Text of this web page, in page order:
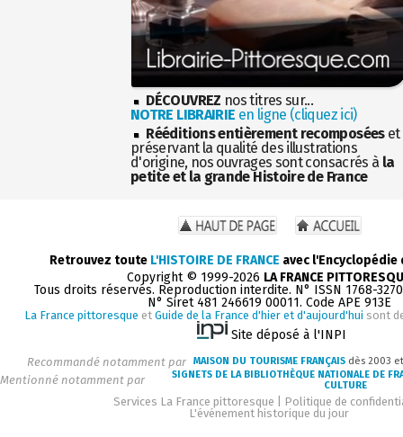
DÉCOUVREZ nos titres sur...
NOTRE LIBRAIRIE en ligne (cliquez ici)
Rééditions entièrement recomposéeset
préservant la qualité des illustrations
d'origine, nos ouvrages sont consacrés à la
petite et la grande Histoire de France
Retrouvez toute L'HISTOIRE DE FRANCE avec
Copyright © 1999-2026 LA FRANCE
Tous droits réservés. Reproduction interdite. N° ISSN 1768-
N° Siret 481 246619 00011. Code APE 913E
La France pittoresque et Guide de la France d'hier et d'aujourd'hui sont
Site déposé à l'INPI
Recommandé notamment par MAISON DU TOURISME FRANÇAIS dès 2003
Mentionné notamment par
SIGNETS DE LA BIBLIOTHÈQUE NATIONALE DE
CULTURE
Services La France pittoresque
Politique de
L'événement historique du jour